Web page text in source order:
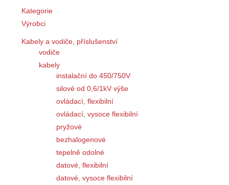
Kategorie
Výrobci
Kabely a vodiče, příslušenství
vodiče
kabely
instalační do 450/750V
silové od 0,6/1kV výše
ovládací, flexibilní
ovládací, vysoce flexibilní
pryžové
bezhalogenové
tepelně odolné
datové, flexibilní
datové, vysoce flexibilní